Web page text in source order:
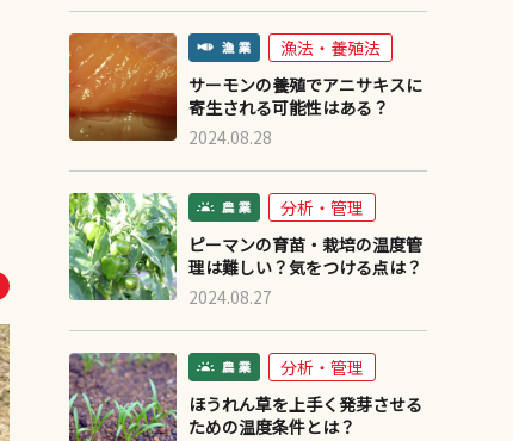
漁法・養殖法
サーモンの養殖でアニサキスに
寄生される可能性はある？
2024.08.28
分析・管理
ピーマンの育苗・栽培の温度管
理は難しい？気をつける点は？
2024.08.27
分析・管理
ほうれん草を上手く発芽させる
ための温度条件とは？